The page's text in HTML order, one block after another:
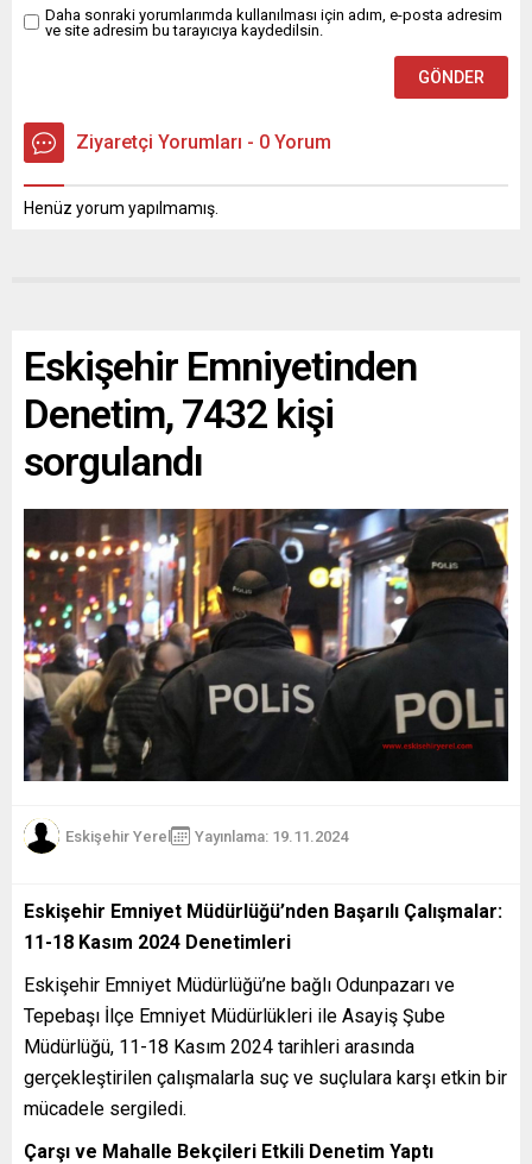
Daha sonraki yorumlarımda kullanılması için adım, e-posta adresim
ve site adresim bu tarayıcıya kaydedilsin.
Ziyaretçi Yorumları - 0 Yorum
Henüz yorum yapılmamış.
Eskişehir Emniyetinden
Denetim, 7432 kişi
sorgulandı
Eskişehir Yerel Yayınlama: 19.11.2024
Eskişehir Emniyet Müdürlüğü’nden Başarılı Çalışmalar:
11-18 Kasım 2024 Denetimleri
Eskişehir Emniyet Müdürlüğü’ne bağlı Odunpazarı ve
Tepebaşı İlçe Emniyet Müdürlükleri ile Asayiş Şube
Müdürlüğü, 11-18 Kasım 2024 tarihleri arasında
gerçekleştirilen çalışmalarla suç ve suçlulara karşı etkin bir
mücadele sergiledi.
Çarşı ve Mahalle Bekçileri Etkili Denetim Yaptı